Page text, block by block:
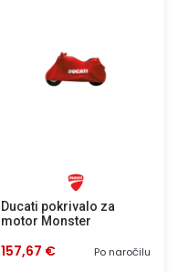
Ducati pokrivalo za
motor Monster
Po naročilu
157,67 €